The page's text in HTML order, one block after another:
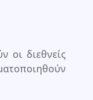
οι διεθνείς